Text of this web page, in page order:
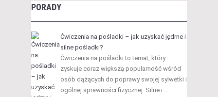
PORADY
Ćwiczenia na pośladki – jak uzyskać jędrne i
silne pośladki?
Ćwiczenia na pośladki to temat, który
zyskuje coraz większą popularność wśród
osób dążących do poprawy swojej sylwetki i
ogólnej sprawności fizycznej. Silne i …